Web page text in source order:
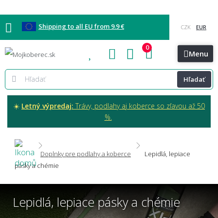
Shipping to all EU from 9.9 €
Blog Kontakt Menu
Hľadať
0
☀️ Letný výpredaj: Trávy, podlahy aj koberce so zľavou až 50
%.
Doplnky pre podlahy a koberce
Lepidlá, lepiace
pásky a chémie
Lepidlá, lepiace pásky a chémie